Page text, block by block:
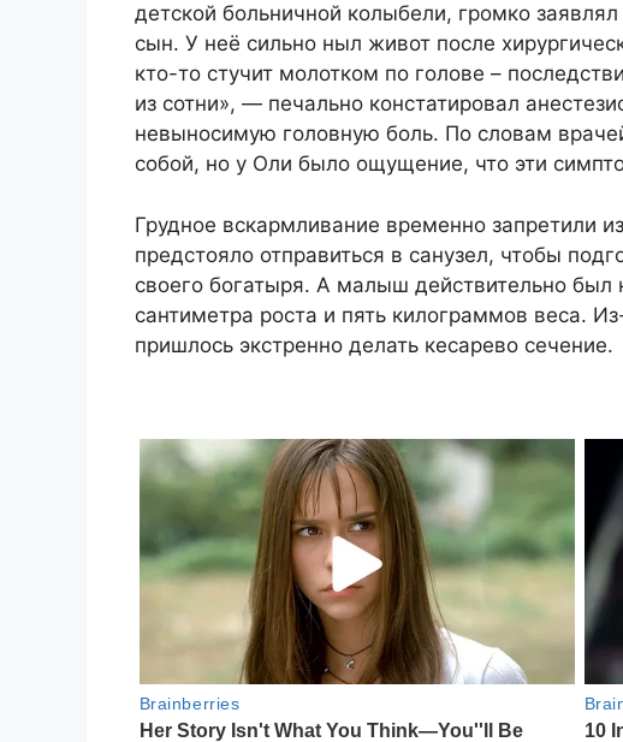
детской больничной колыбели, громко
сын. У неё сильно ныл живот после
кто-то стучит молотком по голове –
из сотни», — печально констатировал
невыносимую головную боль. По словам
собой, но у Оли было ощущение, что эти
Грудное вскармливание временно запретили
предстояло отправиться в санузел, чтобы
своего богатыря. А малыш действительно был
сантиметра роста и пять килограммов веса.
пришлось экстренно делать кесарево сечение.